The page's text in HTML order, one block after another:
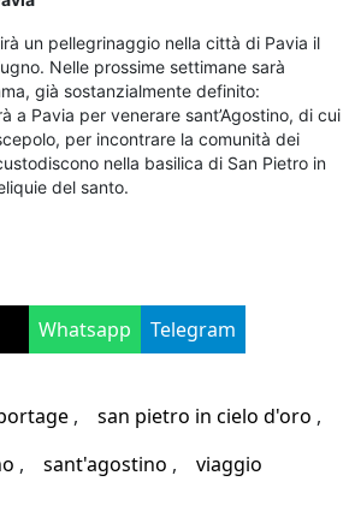
un pellegrinaggio nella città di Pavia il
Nelle prossime settimane sarà
già sostanzialmente definito:
a Pavia per venerare sant’Agostino, di cui
per incontrare la comunità dei
nella basilica di San Pietro in
del santo.
Whatsapp Telegram
san pietro in cielo d'oro
sant'agostino viaggio